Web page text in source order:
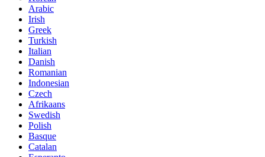
Arabic
Irish
Greek
Turkish
Italian
Danish
Romanian
Indonesian
Czech
Afrikaans
Swedish
Polish
Basque
Catalan